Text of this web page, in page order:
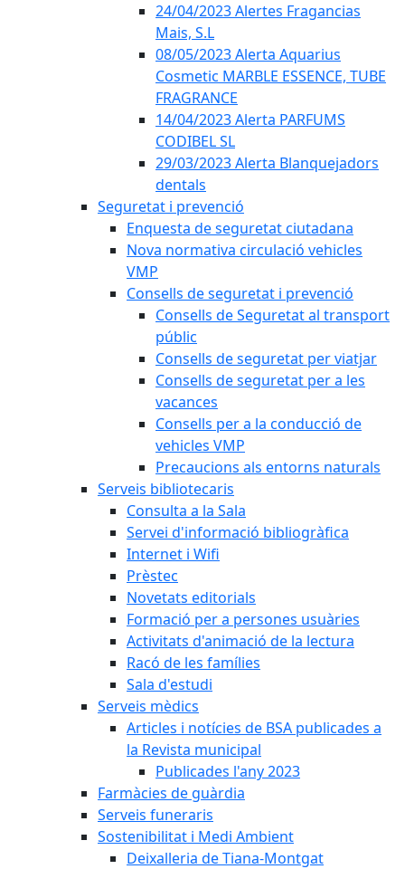
24/04/2023 Alertes Fragancias
Mais, S.L
08/05/2023 Alerta Aquarius
Cosmetic MARBLE ESSENCE, TUBE
FRAGRANCE
14/04/2023 Alerta PARFUMS
CODIBEL SL
29/03/2023 Alerta Blanquejadors
dentals
Seguretat i prevenció
Enquesta de seguretat ciutadana
Nova normativa circulació vehicles
VMP
Consells de seguretat i prevenció
Consells de Seguretat al transport
públic
Consells de seguretat per viatjar
Consells de seguretat per a les
vacances
Consells per a la conducció de
vehicles VMP
Precaucions als entorns naturals
Serveis bibliotecaris
Consulta a la Sala
Servei d'informació bibliogràfica
Internet i Wifi
Prèstec
Novetats editorials
Formació per a persones usuàries
Activitats d'animació de la lectura
Racó de les famílies
Sala d'estudi
Serveis mèdics
Articles i notícies de BSA publicades a
la Revista municipal
Publicades l'any 2023
Farmàcies de guàrdia
Serveis funeraris
Sostenibilitat i Medi Ambient
Deixalleria de Tiana-Montgat